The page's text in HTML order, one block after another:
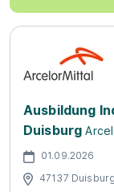
Ausbildung
Duisburg
01.09.2026
47137 Duisburg